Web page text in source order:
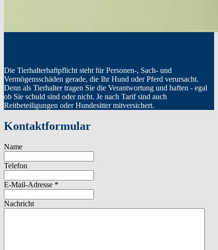
Die Tierhalterhaftpflicht steht für Personen-, Sach- und
Vermögensschäden gerade, die Ihr Hund oder Pferd verursacht.
Denn als Tierhalter tragen Sie die Verantwortung und haften - egal
ob Sie schuld sind oder nicht. Je nach Tarif sind auch
Reitbeteiligungen oder Hundesitter mitversichert.
Kontaktformular
Name
Telefon
E-Mail-Adresse *
Nachricht